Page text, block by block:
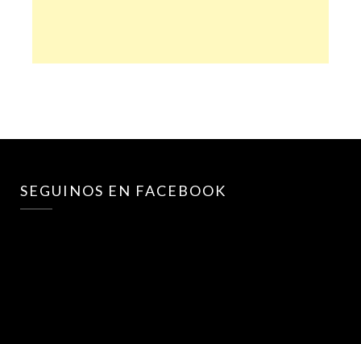
SEGUINOS EN FACEBOOK